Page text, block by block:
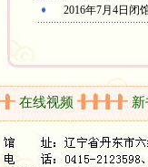
2016年7月4日闭
在线视频 新书